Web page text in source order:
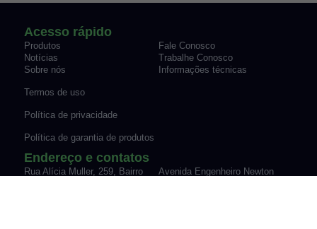
Acesso rápido
Produtos
Fale Conosco
Notícias
Trabalhe Conosco
Sobre nós
Informações técnicas
Termos de uso
Política de privacidade
Política de garantia de produtos
Endereço e contatos
Rua Alícia Muller, 259, Bairro
Avenida Engenheiro Newton